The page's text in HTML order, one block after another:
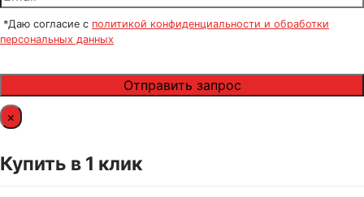
*Даю согласие с политикой конфиденциальности и обработки
персональных данных
×
Купить в 1 клик